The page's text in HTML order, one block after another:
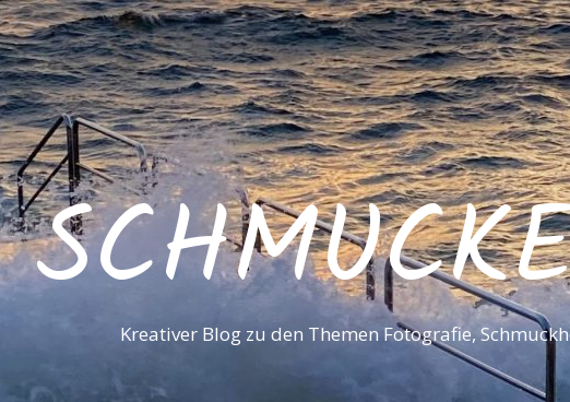
Kreativer Blog zu den Themen Fotografie,